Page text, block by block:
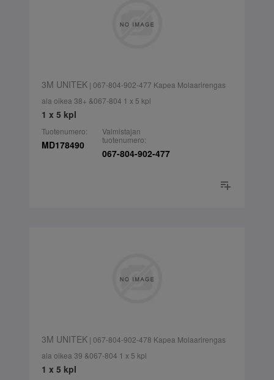
3M UNITEK| 067-804-902-477 Kapea Molaarirengas
ala oikea 38+ &067-804 1 x 5 kpl
1 x 5 kpl
Tuotenumero:
MD178490
Valmistajan
tuotenumero:
067-804-902-477
3M UNITEK| 067-804-902-478 Kapea Molaarirengas
ala oikea 39 &067-804 1 x 5 kpl
1 x 5 kpl